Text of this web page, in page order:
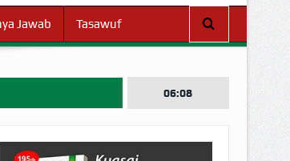
Jawab Tasawuf
06:08